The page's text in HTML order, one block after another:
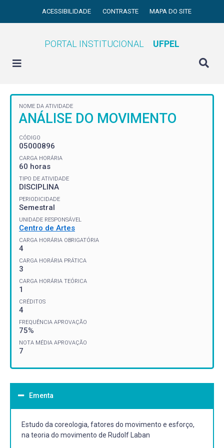
ACESSIBILIDADE CONTRASTE MAPA DO SITE
PORTAL INSTITUCIONAL UFPEL
NOME DA ATIVIDADE
ANÁLISE DO MOVIMENTO
CÓDIGO
05000896
CARGA HORÁRIA
60 horas
TIPO DE ATIVIDADE
DISCIPLINA
PERIODICIDADE
Semestral
UNIDADE RESPONSÁVEL
Centro de Artes
CARGA HORÁRIA OBRIGATÓRIA
4
CARGA HORÁRIA PRÁTICA
3
CARGA HORÁRIA TEÓRICA
1
CRÉDITOS
4
FREQUÊNCIA APROVAÇÃO
75%
NOTA MÉDIA APROVAÇÃO
7
Ementa
Estudo da coreologia, fatores do movimento e esforço,
na teoria do movimento de Rudolf Laban